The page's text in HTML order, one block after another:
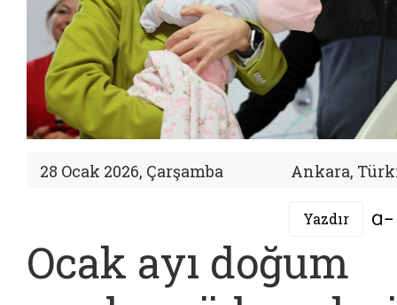
28 Ocak 2026, Çarşamba Ankara,
Yazdır
Ocak ayı doğum